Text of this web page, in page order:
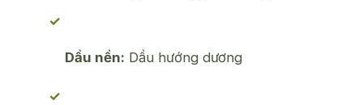
Dầu nền: Dầu hướng dương